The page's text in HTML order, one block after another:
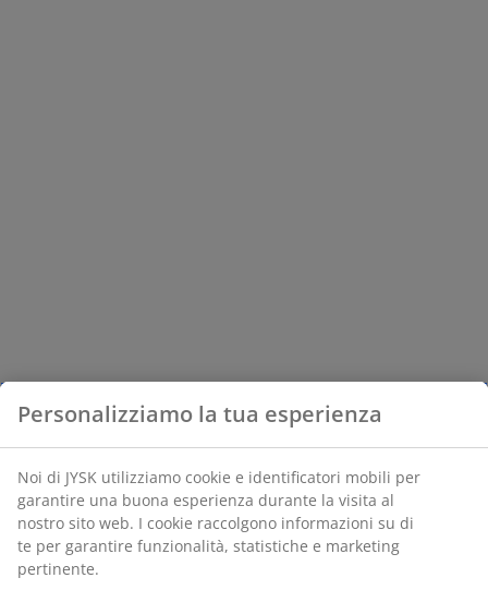
Personalizziamo la tua esperienza
Noi di JYSK utilizziamo cookie e identificatori mobili per
garantire una buona esperienza durante la visita al
nostro sito web. I cookie raccolgono informazioni su di
te per garantire funzionalità, statistiche e marketing
pertinente.